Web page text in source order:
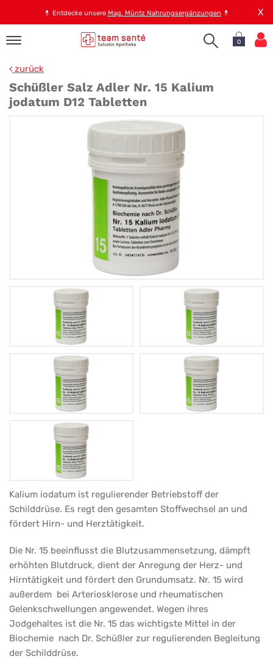
💊 Entdecke unsere Mag. Müntz Nahrungsergänzungen 💊 X
0
zurück
Schüßler Salz Adler Nr. 15 Kalium
jodatum D12 Tabletten
Schüßler
Salz
Nr.
15
Kalium
jodatum
D12
Tabletten
Kalium iodatum ist regulierender Betriebstoff der
Schilddrüse. Es regt den gesamten Stoffwechsel an und
fördert Hirn- und Herztätigkeit.
Die Nr. 15 beeinflusst die Blutzusammensetzung, dämpft
erhöhten Blutdruck, dient der Anregung der Herz- und
Hirntätigkeit und fördert den Grundumsatz. Nr. 15 wird
außerdem bei Arteriosklerose und rheumatischen
Gelenkschwellungen angewendet. Wegen ihres
Jodgehaltes ist die Nr. 15 das wichtigste Mittel in der
Biochemie nach Dr. Schüßler zur regulierenden Begleitung
der Schilddrüse.